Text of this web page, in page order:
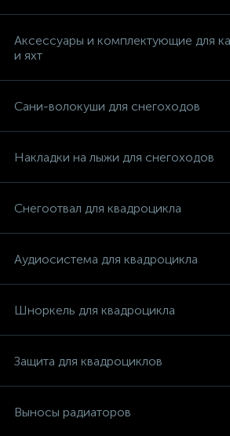
Аксессуары и комплектующие для
и яхт
Сани-волокуши для снегоходов
Накладки на лыжи для снегоходов
Снегоотвал для квадроцикла
Аудиосистема для квадроцикла
Шноркель для квадроцикла
Защита для квадроциклов
Выносы радиаторов